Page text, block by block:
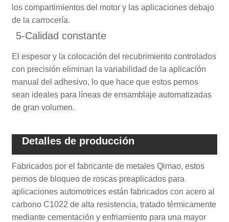
los compartimientos del motor y las aplicaciones debajo
de la carrocería.
5-Calidad constante
El espesor y la colocación del recubrimiento controlados
con precisión eliminan la variabilidad de la aplicación
manual del adhesivo, lo que hace que estos pernos
sean ideales para líneas de ensamblaje automatizadas
de gran volumen.
Detalles de producción
Fabricados por el fabricante de metales Qimao, estos
pernos de bloqueo de roscas preaplicados para
aplicaciones automotrices están fabricados con acero al
carbono C1022 de alta resistencia, tratado térmicamente
mediante cementación y enfriamiento para una mayor